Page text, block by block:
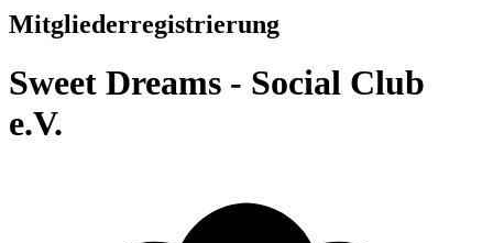
Mitgliederregistrierung
Sweet Dreams - Social Club
e.V.